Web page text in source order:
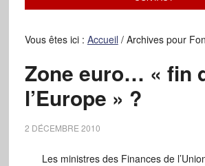
Vous êtes ici : Accueil /Archives pour
Zone euro… « fin
l’Europe » ?
2 DÉCEMBRE 2010
Les ministres des Finances de